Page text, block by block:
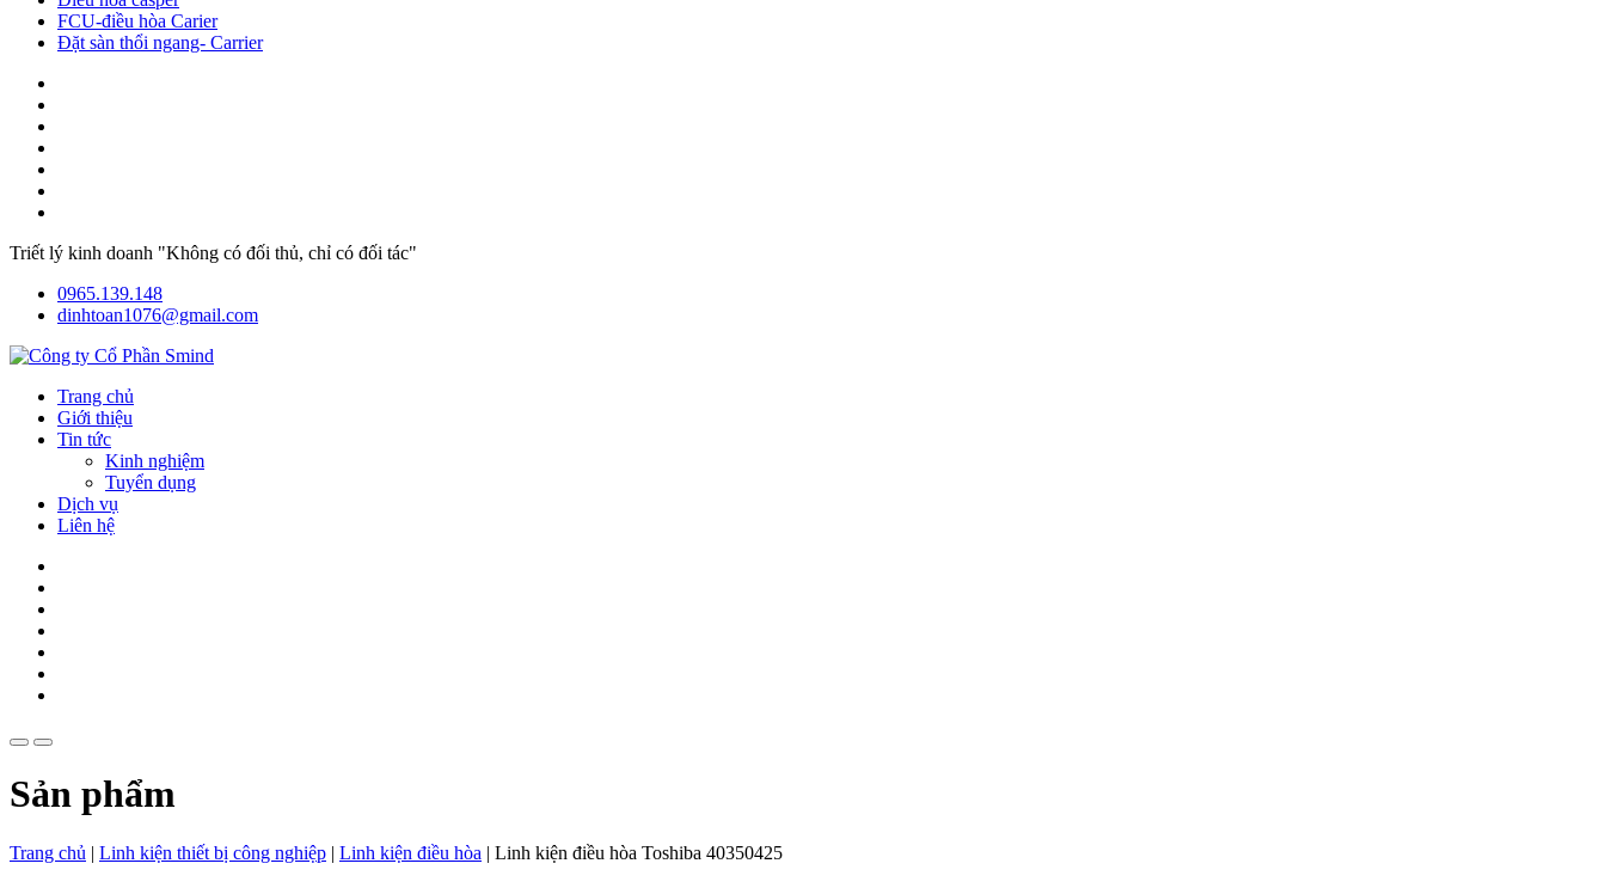
FCU-điều hòa Carier
Đặt sàn thổi ngang- Carrier
Triết lý kinh doanh "Không có đối thủ, chỉ có đối tác"
0965.139.148
dinhtoan1076@gmail.com
Trang chủ
Giới thiệu
Tin tức
Kinh nghiệm
Tuyển dụng
Dịch vụ
Liên hệ
Sản phẩm
Trang chủ | Linh kiện thiết bị công nghiệp | Linh kiện điều hòa | Linh kiện điều hòa Toshiba 40350425